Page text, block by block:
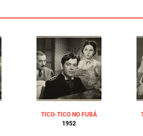
TICO-TICO NO FUBÁ
1952